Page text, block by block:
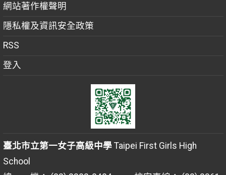
網站著作權聲明
隱私權及資訊安全政策
RSS
登入
臺北市立第一女子高級中學Taipei First Girls High
School